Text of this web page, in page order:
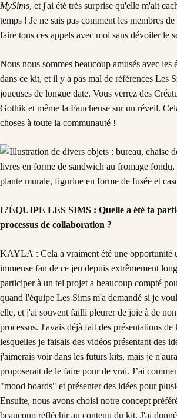
MySims, et j'ai été très surprise qu'elle m'ait
temps ! Je ne sais pas comment les membres
faire tous ces appels avec moi sans dévoiler le
Nous nous sommes beaucoup amusés avec les
dans ce kit, et il y a pas mal de références Les
joueuses de longue date. Vous verrez des
Gothik et même la Faucheuse sur un réveil.
choses à toute la communauté !
L’ÉQUIPE LES SIMS : Quelle a été ta
processus de collaboration ?
KAYLA : Cela a vraiment été une opportunité
immense fan de ce jeu depuis extrêmement
participer à un tel projet a beaucoup compté
quand l'équipe Les Sims m'a demandé si je
elle, et j'ai souvent failli pleurer de joie à de
processus. J'avais déjà fait des présentations
lesquelles je faisais des vidéos présentant des
j'aimerais voir dans les futurs kits, mais je
proposerait de le faire pour de vrai. J’ai
"mood boards" et présenter des idées pour
Ensuite, nous avons choisi notre concept
beaucoup réfléchir au contenu du kit. J'ai